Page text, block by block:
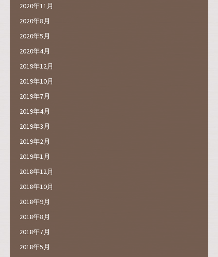
2020年11月
2020年8月
2020年5月
2020年4月
2019年12月
2019年10月
2019年7月
2019年4月
2019年3月
2019年2月
2019年1月
2018年12月
2018年10月
2018年9月
2018年8月
2018年7月
2018年5月